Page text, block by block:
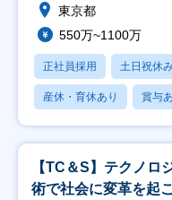
東京都
550万~1100万
正社員採用 土日祝休
産休・育休あり 賞与
【TC＆S】テクノロ
術で社会に変革を起